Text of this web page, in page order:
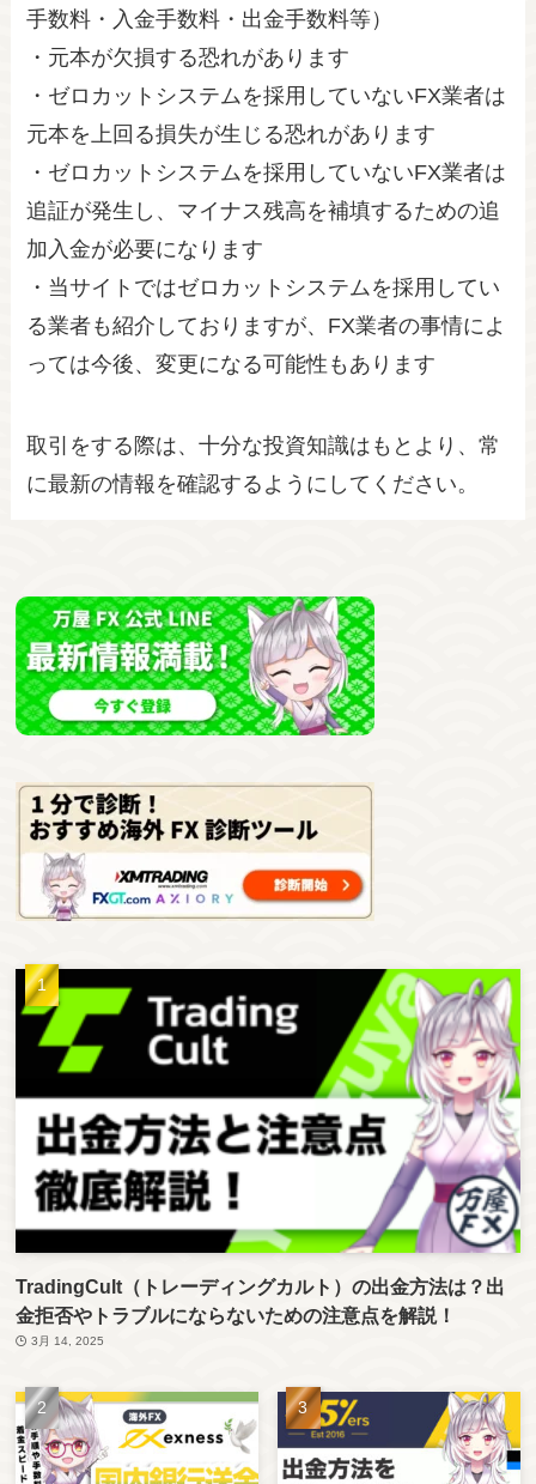
手数料・入金手数料・出金手数料等）
・元本が欠損する恐れがあります
・ゼロカットシステムを採用していないFX業者は
元本を上回る損失が生じる恐れがあります
・ゼロカットシステムを採用していないFX業者は
追証が発生し、マイナス残高を補填するための追
加入金が必要になります
・当サイトではゼロカットシステムを採用してい
る業者も紹介しておりますが、FX業者の事情によ
っては今後、変更になる可能性もあります
取引をする際は、十分な投資知識はもとより、常
に最新の情報を確認するようにしてください。
TradingCult（トレーディングカルト）の出金方法は？出
金拒否やトラブルにならないための注意点を解説！
3月 14, 2025